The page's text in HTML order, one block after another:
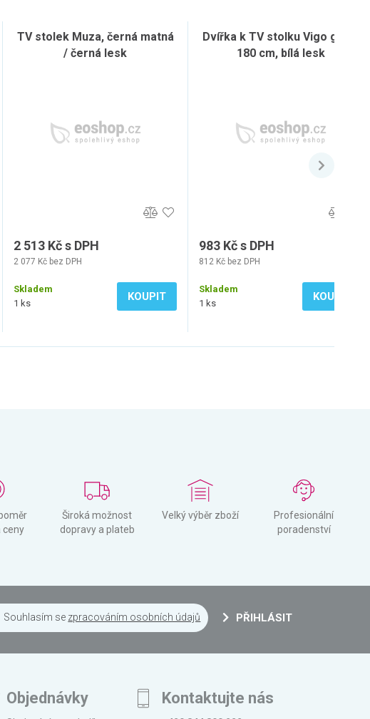
TV stolek Muza, černá matná
/ černá lesk
2 513 Kč s DPH
2 077 Kč bez DPH
Skladem
1 ks
KOUPIT
Dvířka k TV stolku Vigo glass
180 cm, bílá lesk
983 Kč s DPH
812 Kč bez DPH
Skladem
1 ks
KOUPIT
ceny
Široká možnost
dopravy a plateb
Velký výběr zboží
Profesionální
poradenství
Souhlasím se zpracováním osobních údajů PŘIHLÁSIT
Objednávky Kontaktujte nás